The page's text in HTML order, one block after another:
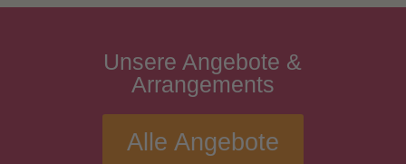
UnsereAngebote &
Arrangements
Alle Angebote